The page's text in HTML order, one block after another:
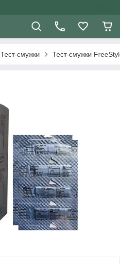
Тест-смужки Тест-смужки